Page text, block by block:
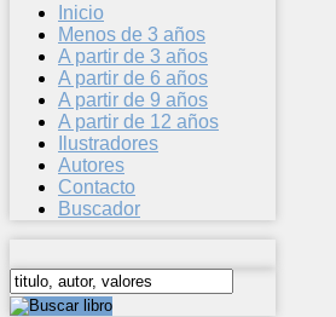
Inicio
Menos de 3 años
A partir de 3 años
A partir de 6 años
A partir de 9 años
A partir de 12 años
Ilustradores
Autores
Contacto
Buscador